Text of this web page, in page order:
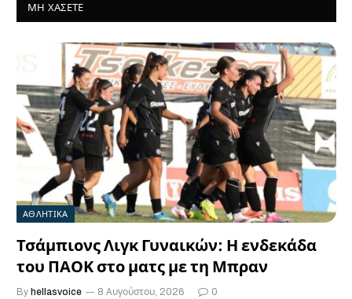
ΜΗ ΧΆΣΕΤΕ
ΑΘΛΗΤΙΚΑ
Τσάμπιονς Λιγκ Γυναικών: Η ενδεκάδα
του ΠΑΟΚ στο ματς με τη Μπραν
By hellasvoice 8 Αυγούστου, 2026 0